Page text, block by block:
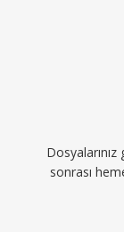
sonrası